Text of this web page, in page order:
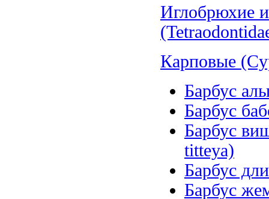
Иглобрюхие
Карповые
Барбус
Барбус
Барбус
titteya)
Барбус
Барбус